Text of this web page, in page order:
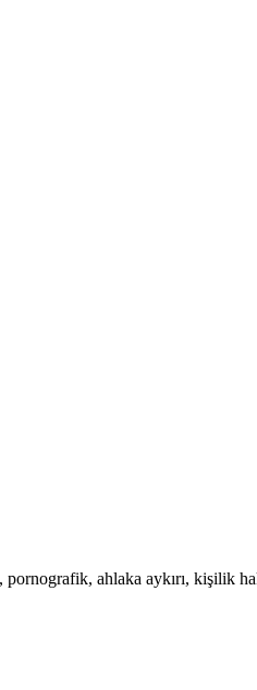
pornografik, ahlaka aykırı, kişilik